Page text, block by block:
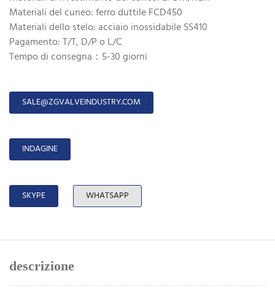
Materiali del cuneo: ferro duttile FCD450
Materiali dello stelo: acciaio inossidabile SS410
Pagamento: T/T, D/P o L/C
Tempo di consegna：5-30 giorni
SALE@ZGVALVEINDUSTRY.COM
INDAGINE
SKYPE WHATSAPP
descrizione